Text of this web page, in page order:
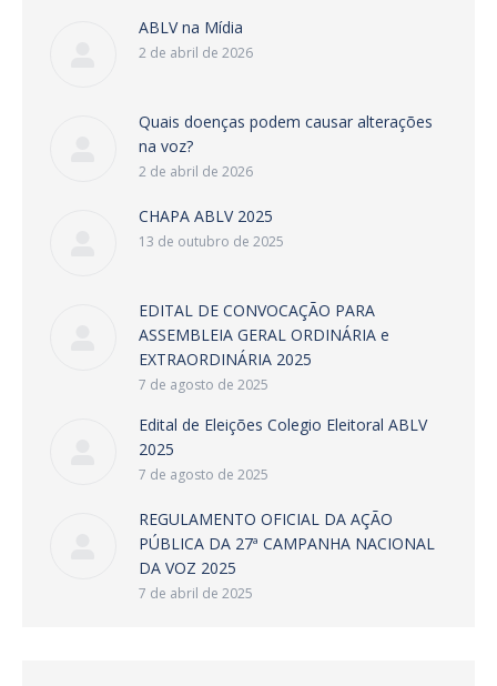
ABLV na Mídia
2 de abril de 2026
Quais doenças podem causar alterações
na voz?
2 de abril de 2026
CHAPA ABLV 2025
13 de outubro de 2025
EDITAL DE CONVOCAÇÃO PARA
ASSEMBLEIA GERAL ORDINÁRIA e
EXTRAORDINÁRIA 2025
7 de agosto de 2025
Edital de Eleições Colegio Eleitoral ABLV
2025
7 de agosto de 2025
REGULAMENTO OFICIAL DA AÇÃO
PÚBLICA DA 27ª CAMPANHA NACIONAL
DA VOZ 2025
7 de abril de 2025